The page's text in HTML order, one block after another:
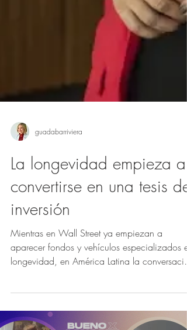
guadabarriviera
La longevidad empieza a
convertirse en una tesis de
inversión
Mientras en Wall Street ya empiezan a
embargo, la longevidad es una